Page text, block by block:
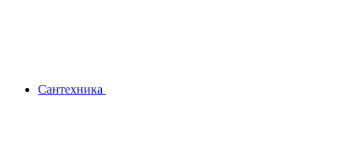
Сантехника